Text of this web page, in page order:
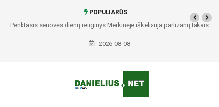
POPULIARŪS
Penktasis senovės dienų renginys Merkinėje iškeliauja partizanų takais
2026-08-08